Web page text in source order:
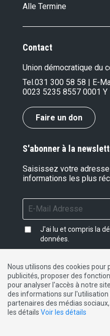
Alle Termine
Contact
Union démocratique du
Tel.031 300 58 58 | E-
0023 5235 8557 0001 Y
Faire un don
S'abonner à la
Saisissez votre
informations les plus
J'ai lu et compris la
données
Impressum| Protection
DE FR IT
Nous utilisons des cookies
publicités, proposer des
pour analyser l'accès à notre
des informations sur l'utilisation
partenaires des médias
les détails Voir les détails